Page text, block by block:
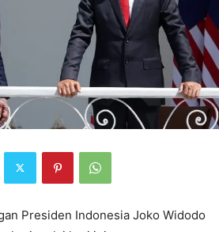
Presiden Indonesia Joko Widodo